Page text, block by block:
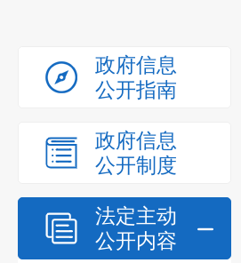
政府信息
公开指南
政府信息
公开制度
法定主动
公开内容